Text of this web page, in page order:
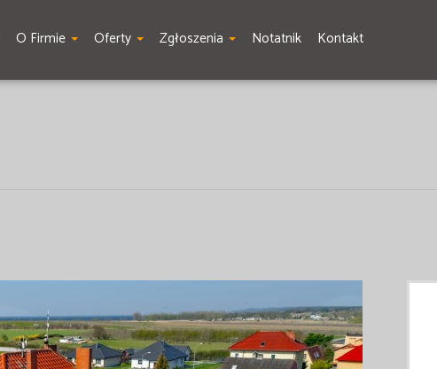
O Firmie Oferty Zgłoszenia Notatnik Kontakt